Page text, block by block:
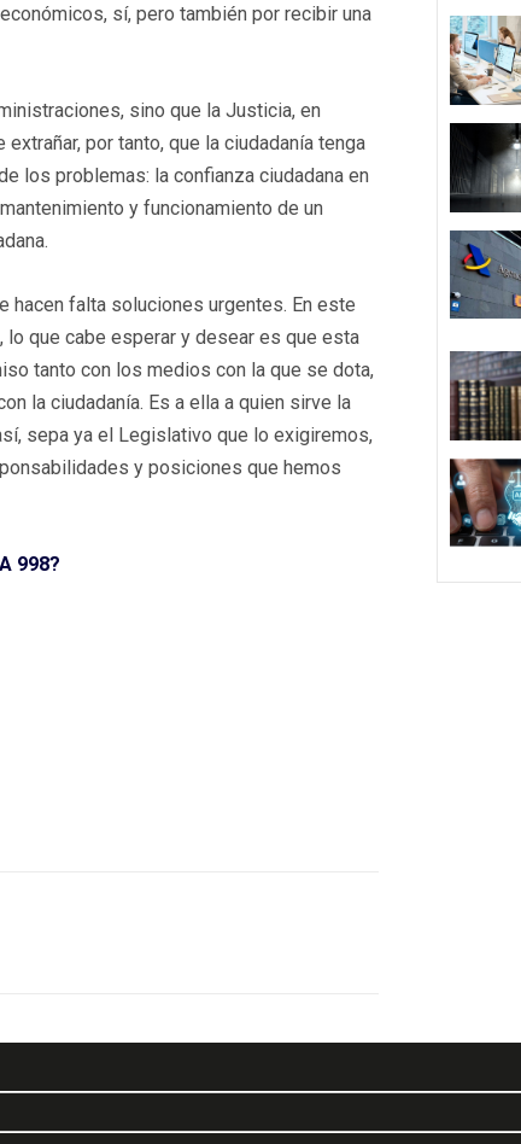
sí, pero también por recibir una
sino que la Justicia, en
por tanto, que la ciudadanía tenga
los problemas: la confianza ciudadana en
y funcionamiento de un
hacen falta soluciones urgentes. En este
que cabe esperar y desear es que esta
tanto con los medios con la que se dota,
la ciudadanía. Es a ella a quien sirve la
sepa ya el Legislativo que lo exigiremos,
y posiciones que hemos
998?